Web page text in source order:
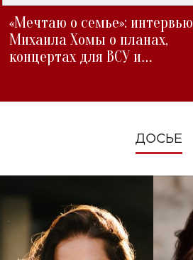
«Мечтаю о семье»: интервью
Михаила Хомы о планах,
концертах для ВСУ и
ДОСЬЕ